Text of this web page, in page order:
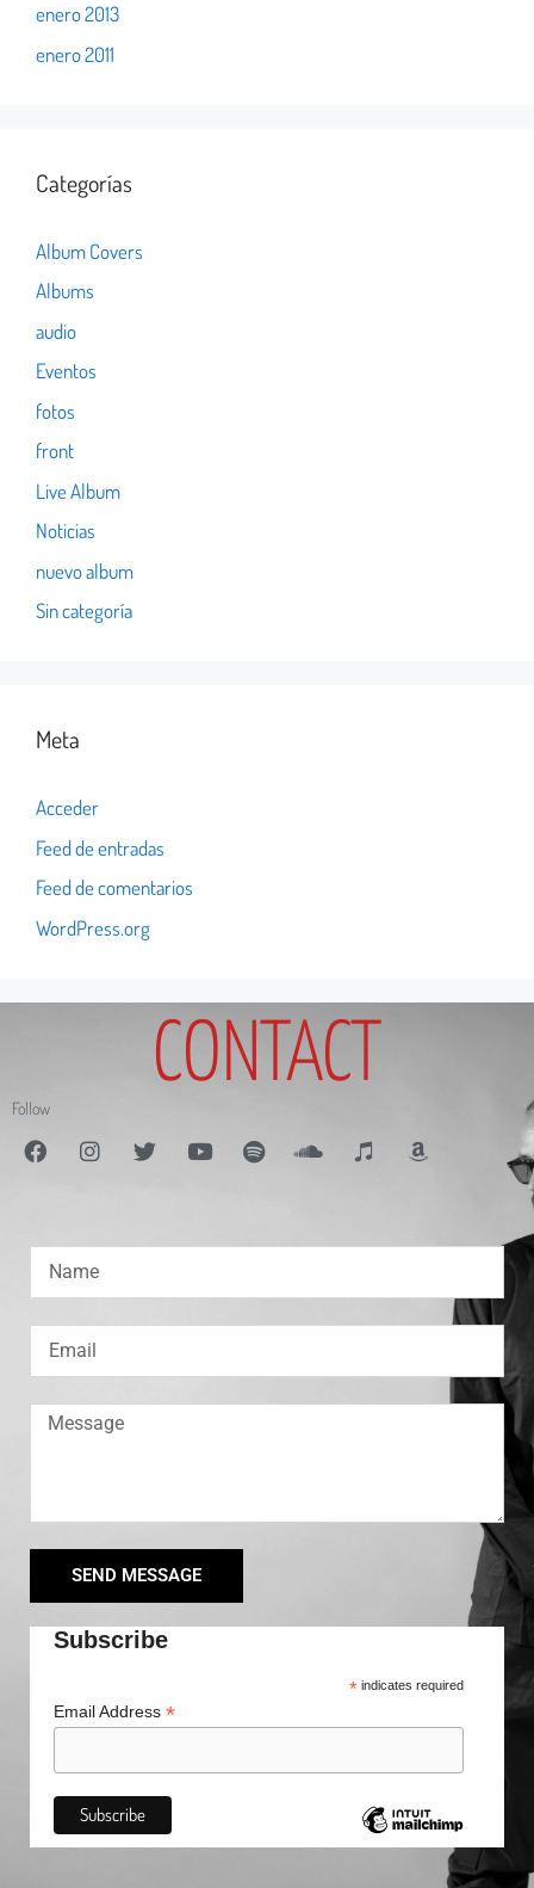
enero 2013
enero 2011
Categorías
Album Covers
Albums
audio
Eventos
fotos
front
Live Album
Noticias
nuevo album
Sin categoría
Meta
Acceder
Feed de entradas
Feed de comentarios
WordPress.org
CONTACT
Follow
SEND MESSAGE
Subscribe
*indicates required
Email Address *